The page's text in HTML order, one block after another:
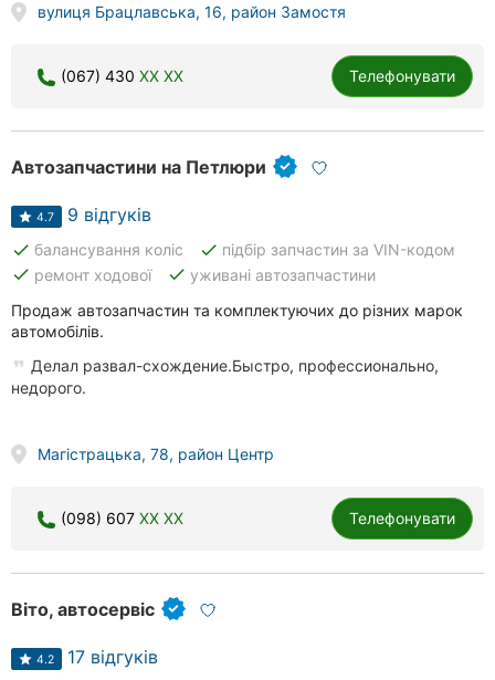
вулиця Брацлавська, 16, район Замостя
(067) 430 XX XX Телефонувати
Автозапчастини на Петлюри
4.7 9 відгуків
done балансування коліс done підбір запчастин за VIN-кодом
done ремонт ходової done уживані автозапчастини
Продаж автозапчастин та комплектуючих до різних марок
автомобілів.
Делал развал-схождение.Быстро, профессионально,
недорого.
Магістрацька, 78, район Центр
(098) 607 XX XX Телефонувати
Віто, автосервіс
4.2 17 відгуків